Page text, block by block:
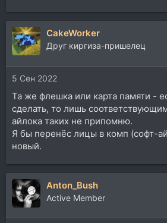
CakeWorker
Друг киргиза-пришелец
5 Сен 2022
Та же флешка или карта памяти -
сделать, то лишь
айлока таких не припомню.
Я бы перенёс лицы в комп (софт-
новый.
Anton_Bush
Active Member